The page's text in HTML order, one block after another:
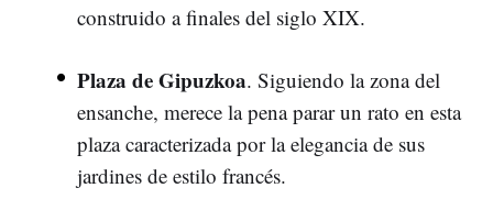
construido a finales del siglo XIX.
Plaza de Gipuzkoa. Siguiendo la zona del
ensanche, merece la pena parar un rato en esta
plaza caracterizada por la elegancia de sus
jardines de estilo francés.